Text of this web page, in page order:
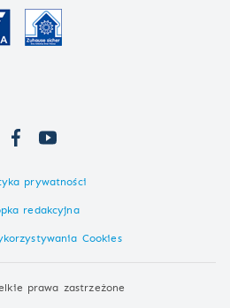
prywatności
redakcyjna
Cookies
prawa zastrzeżone